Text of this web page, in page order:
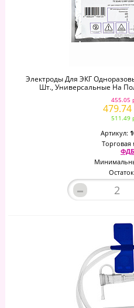
Электроды Для ЭКГ
Шт., Универсальные На
455.05
479.74
511.49
Артикул:
Торговая
ФДБ
Остаток
–